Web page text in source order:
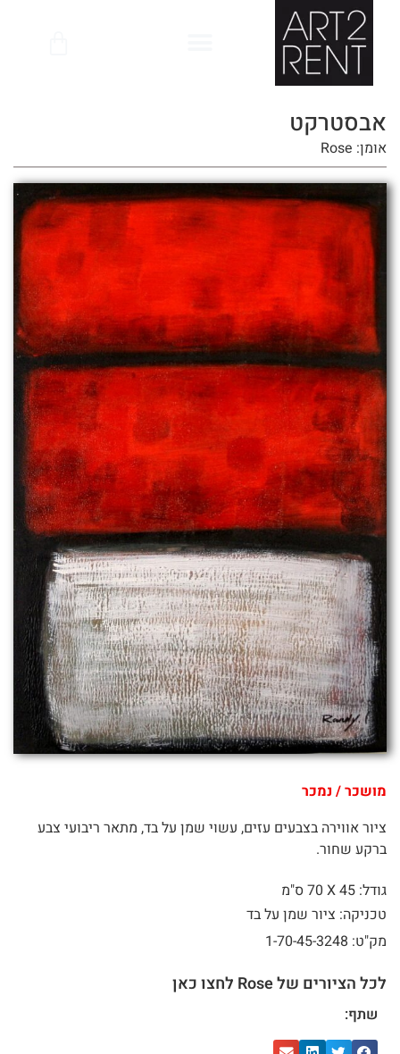
אבסטרקט
אומן: Rose
מושכר / נמכר
ציור אווירה בצבעים עזים, עשוי שמן על בד, מתאר ריבועי צבע
ברקע שחור.
גודל: 45 X
70 ס"מ
טכניקה: ציור שמן על בד
מק"ט: 1-70-45-3248
לכל הציורים של Rose לחצו כאן
שתף: